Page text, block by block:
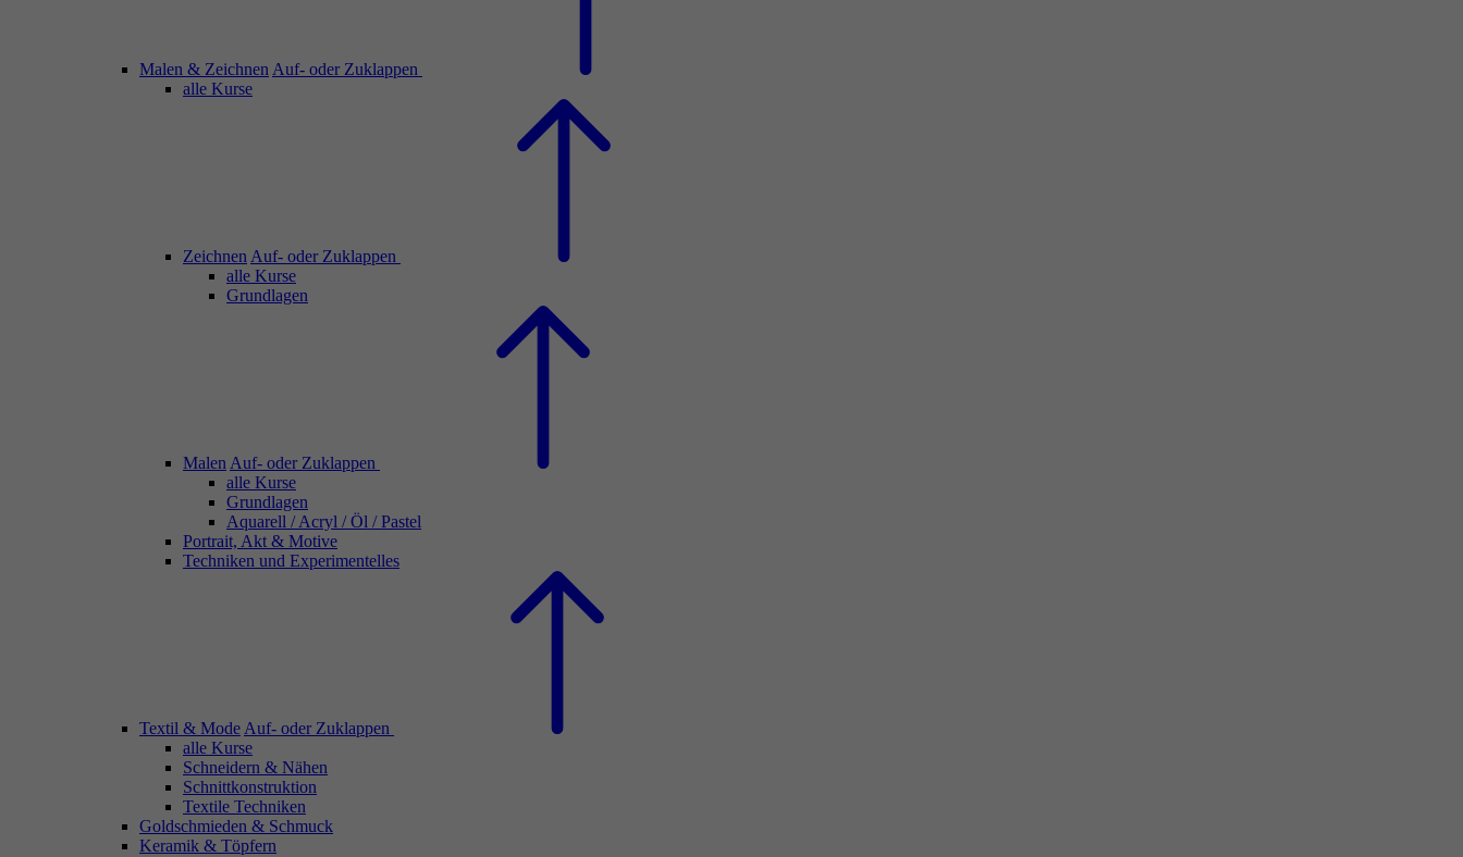
Malen & Zeichnen Auf- oder Zuklappen
alle Kurse
Zeichnen Auf- oder Zuklappen
alle Kurse
Grundlagen
Malen Auf- oder Zuklappen
alle Kurse
Grundlagen
Aquarell / Acryl / Öl / Pastel
Portrait, Akt & Motive
Techniken und Experimentelles
Textil & Mode Auf- oder Zuklappen
alle Kurse
Schneidern & Nähen
Schnittkonstruktion
Textile Techniken
Goldschmieden & Schmuck
Keramik & Töpfern